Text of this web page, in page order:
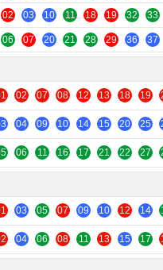
02 03 10 11 18 19 32 33
06 07 20 21 28 29 36 37
02 07 08 12 13 18 19
04 09 10 14 15 20 25
06 11 16 17 21 22 27
03 05 07 09 10 12 14
04 06 08 11 13 15 17